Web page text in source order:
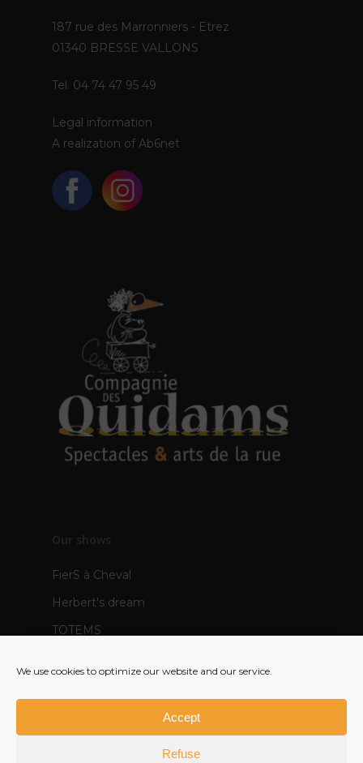
We use cookies to optimize our website and our service.
Accept
Refuse
187 rue des Marronniers - Etrez
01340 BRESSE VALLONS
Tel. 04 74 47 95 49
Legal information
A realization of Ab6net
Our shows
FierS à Cheval
Herbert's dream
TOTEMS
Polynie - creation 2022
FR